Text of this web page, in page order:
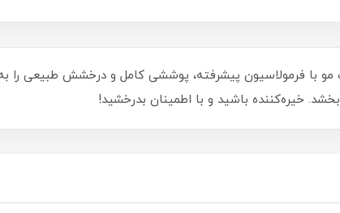
با فرمولاسیون پیشرفته، پوششی کامل و درخشش طبیعی را به
خیره‌کننده باشید و با اطمینان بدرخشید!